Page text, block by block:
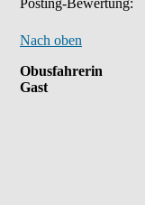
Posting-Bewertung:
Nach oben
Obusfahrerin
Gast